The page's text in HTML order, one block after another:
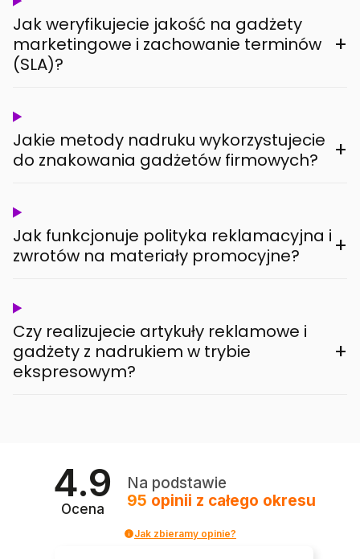
Jak weryfikujecie jakość na gadżety
marketingowe i zachowanie terminów
(SLA)?
+
Jakie metody nadruku wykorzystujecie
do znakowania gadżetów firmowych?
+
Jak funkcjonuje polityka reklamacyjna i
zwrotów na materiały promocyjne?
+
Czy realizujecie artykuły reklamowe i
gadżety z nadrukiem w trybie
ekspresowym?
+
4.9
Ocena
Na podstawie
95 opinii z całego okresu
Jak zbieramy opinie?